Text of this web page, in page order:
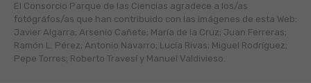
El Consorcio Parque de las Ciencias agradece a los/as
fotógráfos/as que han contribuido con las imágenes de esta Web:
Javier Algarra; Arsenio Cañete; María de la Cruz; Juan Ferreras;
Ramón L. Pérez; Antonio Navarro; Lucía Rivas; Miguel Rodríguez;
Pepe Torres; Roberto Travesí y Manuel Valdivieso.